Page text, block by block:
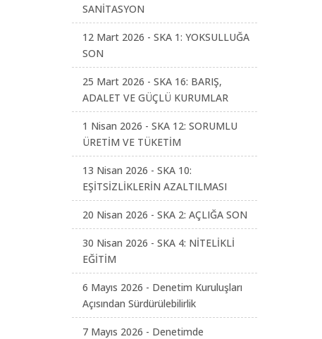
SANİTASYON
12 Mart 2026 - SKA 1: YOKSULLUĞA
SON
25 Mart 2026 - SKA 16: BARIŞ,
ADALET VE GÜÇLÜ KURUMLAR
1 Nisan 2026 - SKA 12: SORUMLU
ÜRETİM VE TÜKETİM
13 Nisan 2026 - SKA 10:
EŞİTSİZLİKLERİN AZALTILMASI
20 Nisan 2026 - SKA 2: AÇLIĞA SON
30 Nisan 2026 - SKA 4: NİTELİKLİ
EĞİTİM
6 Mayıs 2026 - Denetim Kuruluşları
Açısından Sürdürülebilirlik
7 Mayıs 2026 - Denetimde